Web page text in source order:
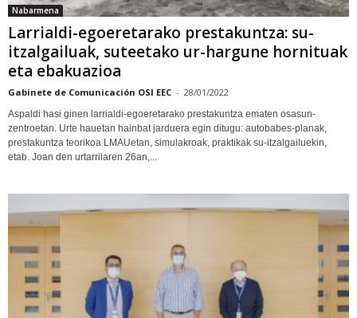
Nabarmena
Larrialdi-egoeretarako prestakuntza: su-
itzalgailuak, suteetako ur-hargune hornituak
eta ebakuazioa
Gabinete de Comunicación OSI EEC - 28/01/2022
Aspaldi hasi ginen larrialdi-egoeretarako prestakuntza ematen osasun-
zentroetan. Urte hauetan hainbat jarduera egin ditugu: autobabes-planak,
prestakuntza teorikoa LMAUetan, simulakroak, praktikak su-itzalgailuekin,
etab. Joan den urtarrilaren 26an,...